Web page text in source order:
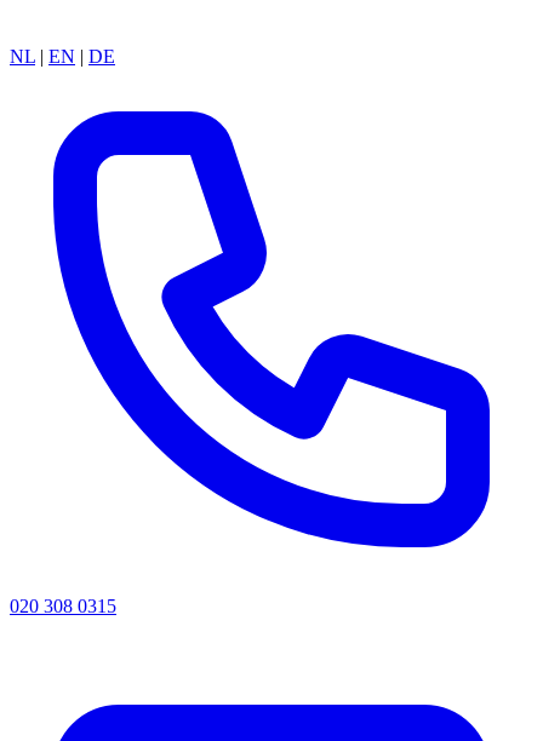
NL | EN | DE
020 308 0315